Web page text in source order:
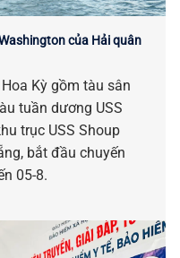
của Hải quân
Kỳ gồm tàu sân
tuần dương USS
trục USS Shoup
bắt đầu chuyến
05-8.